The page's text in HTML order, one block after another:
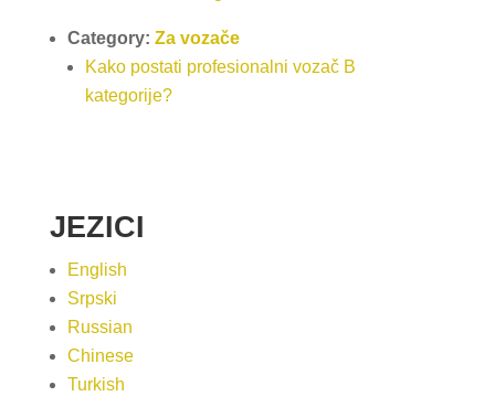
Category: Za vozače
Kako postati profesionalni vozač B
kategorije?
JEZICI
English
Srpski
Russian
Chinese
Turkish